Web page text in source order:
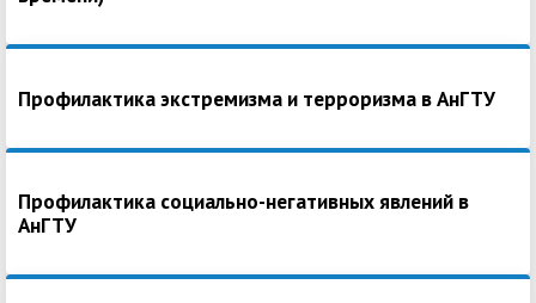
Профилактика экстремизма и терроризма в АнГТУ
Профилактика социально-негативных явлений в
АнГТУ